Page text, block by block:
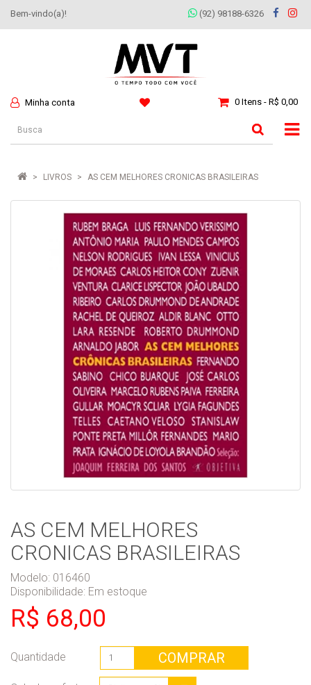
Bem-vindo(a)! (92) 98188-6326
Minha conta 0 Itens - R$ 0,00
LIVROS AS CEM MELHORES CRONICAS BRASILEIRAS
AS CEM MELHORES
CRONICAS BRASILEIRAS
Modelo: 016460
Disponibilidade: Em estoque
R$ 68,00
Quantidade COMPRAR